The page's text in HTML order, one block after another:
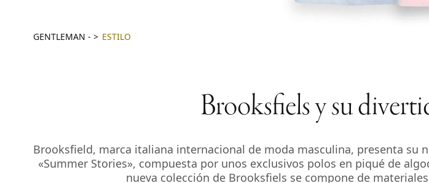
GENTLEMAN - ESTILO
Brooksfiels y su
Brooksfield, marca italiana internacional de moda masculina, presenta su
«Summer Stories», compuesta por unos exclusivos polos en piqué de
nueva colección de Brooksfiels se compone de